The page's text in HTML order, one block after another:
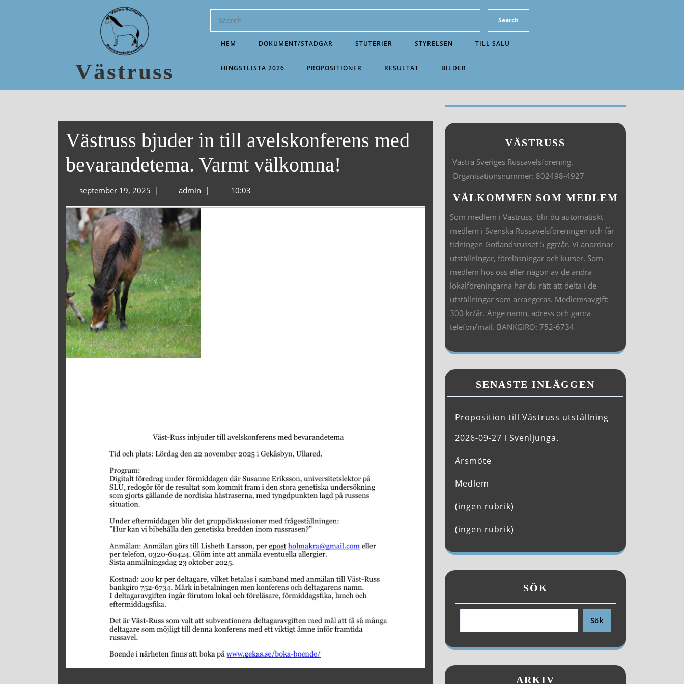
Västruss
HEM DOKUMENT/STADGAR STUTERIER STYRELSEN TILL SALU
HINGSTLISTA 2026 PROPOSITIONER RESULTAT BILDER
Västruss bjuder in till avelskonferens med
bevarandetema. Varmt välkomna!
september 19, 2025 | admin | 10:03
VÄSTRUSS
Västra Sveriges Russavelsförening.
Organisationsnummer: 802498-4927
VÄLKOMMEN SOM MEDLEM
Som medlem i Västruss, blir du automatiskt
medlem i Svenska Russavelsföreningen och får
tidningen Gotlandsrusset 5 ggr/år. Vi anordnar
utställningar, föreläsningar och kurser. Som
medlem hos oss eller någon av de andra
lokalföreningarna har du rätt att delta i de
utställningar som arrangeras. Medlemsavgift:
300 kr/år. Ange namn, adress och gärna
telefon/mail. BANKGIRO: 752-6734
SENASTE INLÄGGEN
Proposition till Västruss utställning
2026-09-27 i Svenljunga.
Årsmöte
Medlem
(ingen rubrik)
(ingen rubrik)
SÖK
Sök
ARKIV